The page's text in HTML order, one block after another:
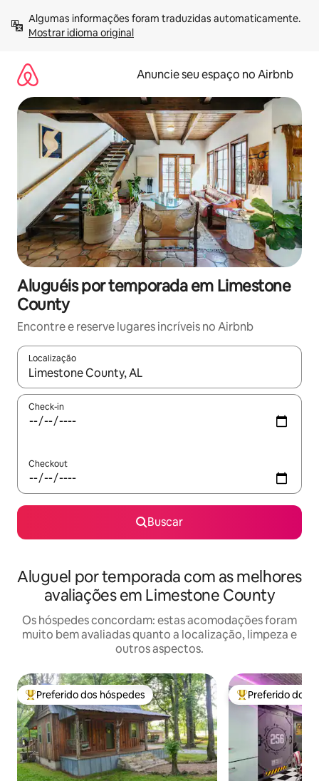
para
Mostrar idioma original
Anuncie seu espaço no Airbnb
Aluguéis por temporada em Limestone
County
Encontre e reserve lugares incríveis no Airbnb
Localização
Quando os resultados estiverem disponíveis, explore-os
Check-in
Checkout
Buscar
Aluguel por temporada com as melhores
avaliações em Limestone County
Os hóspedes concordam: estas acomodações foram
muito bem avaliadas quanto a localização, limpeza e
outros aspectos.
Entre os melhores preferidos dos hóspedes
Preferido dos hóspedes Entre os
Preferido dos